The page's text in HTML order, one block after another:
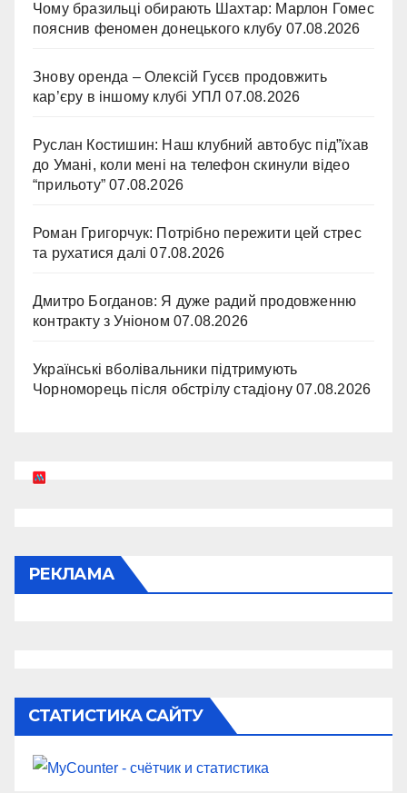
Чому бразильці обирають Шахтар: Марлон Гомес
пояснив феномен донецького клубу 07.08.2026
Знову оренда – Олексій Гусєв продовжить
кар’єру в іншому клубі УПЛ 07.08.2026
Руслан Костишин: Наш клубний автобус під”їхав
до Умані, коли мені на телефон скинули відео
“прильоту” 07.08.2026
Роман Григорчук: Потрібно пережити цей стрес
та рухатися далі 07.08.2026
Дмитро Богданов: Я дуже радий продовженню
контракту з Уніоном 07.08.2026
Українські вболівальники підтримують
Чорноморець після обстрілу стадіону 07.08.2026
РЕКЛАМА
СТАТИСТИКА САЙТУ